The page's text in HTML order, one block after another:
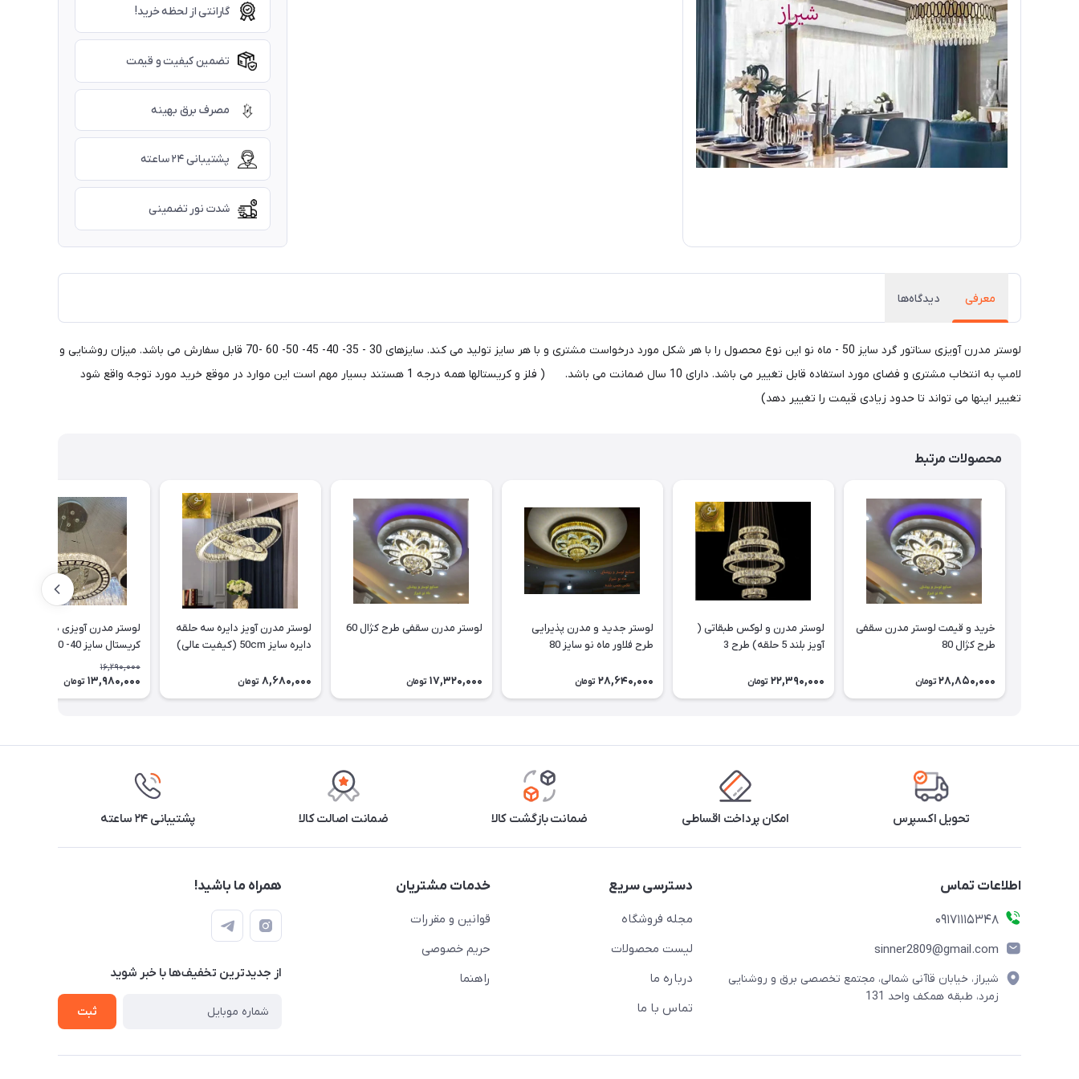
گارانتی از لحظه خرید!
تضمین کیفیت و قیمت
مصرف برق بهینه
پشتیبانی ۲۴ ساعته
شدت نور تضمینی
معرفی دیدگاه‌ها
لوستر مدرن آویزی سناتور گرد سایز 50 - ماه نو این نوع محصول را با هر شکل مورد درخواست مشتری و با هر سایز تولید می کند. سایزهای 30 - 35- 40- 45- 50- 60 -70 قابل سفارش می باشد. میزان روشنایی و
لامپ به انتخاب مشتری و فضای مورد استفاده قابل تغییر می باشد. دارای 10 سال ضمانت می باشد. ( فلز و کریستالها همه درجه 1 هستند بسیار مهم است این موارد در موقع خرید مورد توجه واقع شود
تغییر اینها می تواند تا حدود زیادی قیمت را تغییر دهد)
محصولات مرتبط
خرید و قیمت لوستر مدرن سقفی
طرح کژال 80
28,850,000 تومان
لوستر مدرن و لوکس طبقاتی (
آویز بلند 5 حلقه) طرح 3
22,390,000 تومان
لوستر جدید و مدرن پذیرایی
طرح فلاور ماه نو سایز 80
28,640,000 تومان
لوستر مدرن سقفی طرح کژال 60
17,320,000 تومان
لوستر مدرن آویز دایره سه حلقه
دایره سایز 50cm (کیفیت عالی)
8,680,000 تومان
لوستر مدرن آویزی دایره سه
کریستال سایز 40- 60
16,290,000
13,980,000 تومان
تحویل اکسپرس امکان پرداخت اقساطی ضمانت بازگشت کالا ضمانت اصالت کالا پشتیبانی ۲۴ ساعته
اطلاعات تماس
09171115348
sinner2809@gmail.com
شیراز، خیابان قاآنی شمالی، مجتمع تخصصی برق و روشنایی
زمرد، طبقه همکف واحد 131
دسترسی سریع
مجله فروشگاه
لیست محصولات
درباره ما
تماس با ما
خدمات مشتریان
قوانین و مقررات
حریم خصوصی
راهنما
همراه ما باشید!
از جدید‌ترین تخفیف‌ها با‌ خبر شوید
ثبت